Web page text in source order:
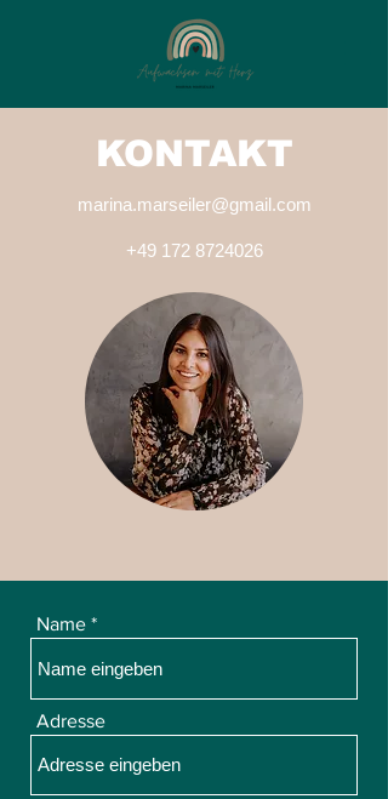
KONTAKT
marina.marseiler@gmail.com
+49 172 8724026
Name
Adresse